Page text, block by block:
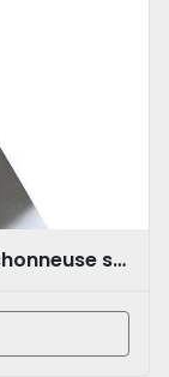
SWAN-MATIC CAP-MASTER - Bouchonneuse semi-automatique